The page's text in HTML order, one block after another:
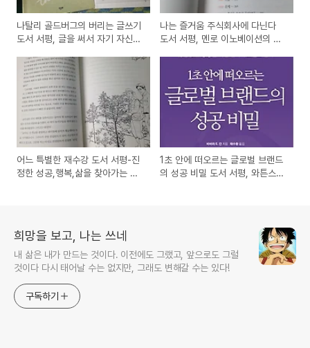
나탈리 골드버그의 버리는 글쓰기
도서 서평, 글을 써서 자기 자신을
나는 즐거움 주식회사에 다닌다
도서 서평, 멘로 이노베이션의 행
어느 특별한 재수강 도서 서평-진
정한 성공,행복,삶을 찾아가는 교
1초 안에 떠오르는 글로벌 브랜드
의 성공 비밀 도서 서평, 와튼스쿨
희망을 보고, 나는 쓰네
내 삶은 내가 만드는 것이다. 이전에도 그랬고, 앞으로도 그럴
것이다 다시 태어날 수는 없지만, 그래도 변해갈 수는 있다!
구독하기